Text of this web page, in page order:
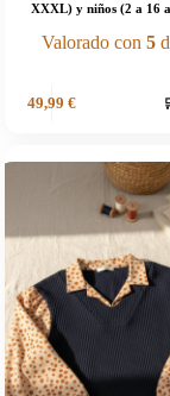
XXXL) y niños (2 a 16
Valorado con 5
49,99 €